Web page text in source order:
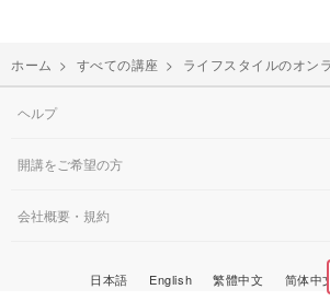
ホーム > すべての講座 > ライフスタイルのオン
ヘルプ
開講をご希望の方
会社概要・規約
日本語 English 繁體中文 简体中文